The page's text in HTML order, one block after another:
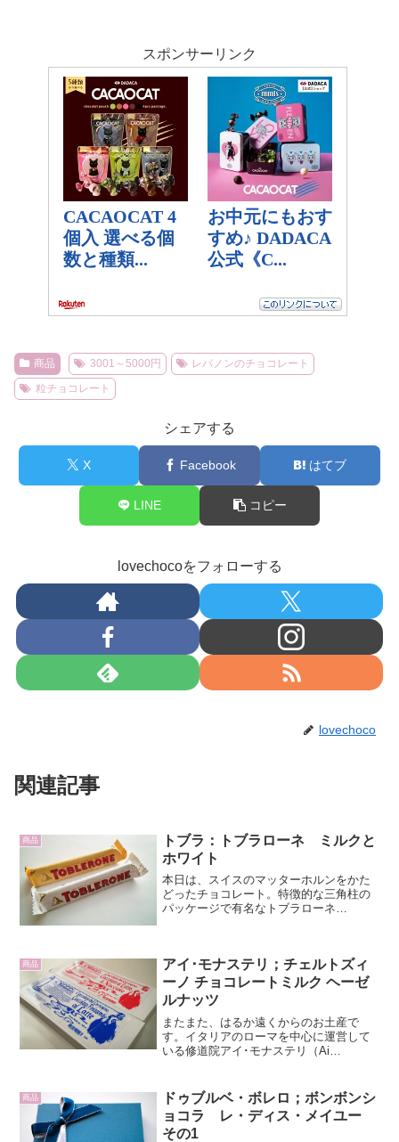
スポンサーリンク
商品 3001～5000円
レバノンのチョコレート
粒チョコレート
シェアする
X Facebook はてブ
LINE コピー
lovechocoをフォローする
lovechoco
関連記事
商品
トブラ：トブラローネ ミルクと
ホワイト
本日は、スイスのマッターホルンをかた
どったチョコレート。特徴的な三角柱の
パッケージで有名なトブラローネ
えます。1868年、スイ...
商品
アイ･モナステリ；チェルトズィ
ーノ チョコレートミルク ヘーゼ
ルナッツ
またまた、はるか遠くからのお土産で
す。イタリアのローマを中心に運営して
いる修道院アイ･モナステリ（Ai
100年以上の歴史を通して数々の自然食品
やナチュラル...
商品
ドゥブルベ・ボレロ；ボンボンシ
ョコラ レ・ディス・メイユー
その1